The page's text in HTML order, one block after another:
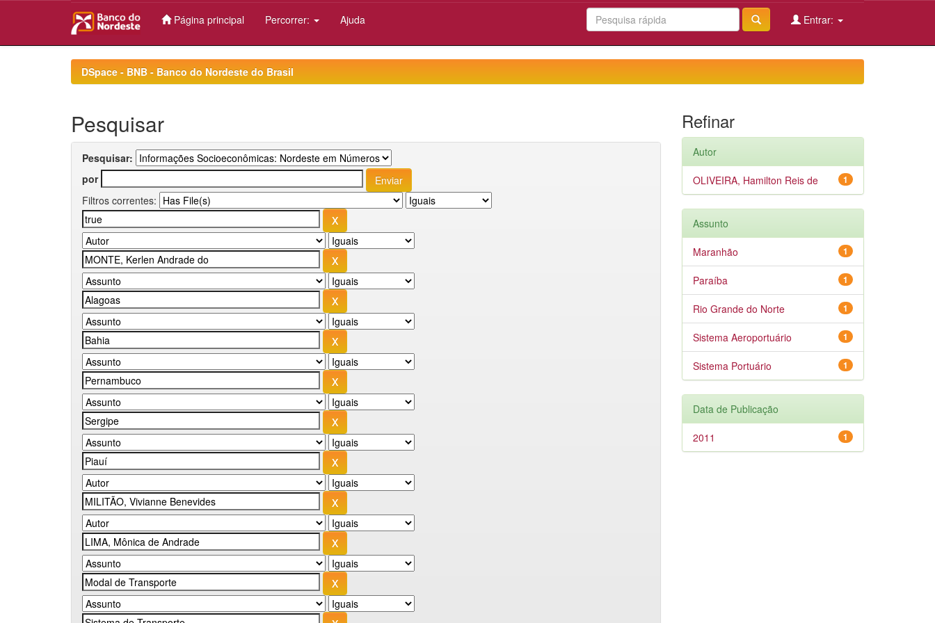
Página principal Percorrer: Ajuda Entrar:
DSpace - BNB - Banco do Nordeste do Brasil
Pesquisar
Pesquisar:
por
Filtros correntes:
Refinar
Autor
1
OLIVEIRA, Hamilton Reis de
Assunto
1
Maranhão
1
Paraíba
1
Rio Grande do Norte
1
Sistema Aeroportuário
1
Sistema Portuário
Data de Publicação
1
2011